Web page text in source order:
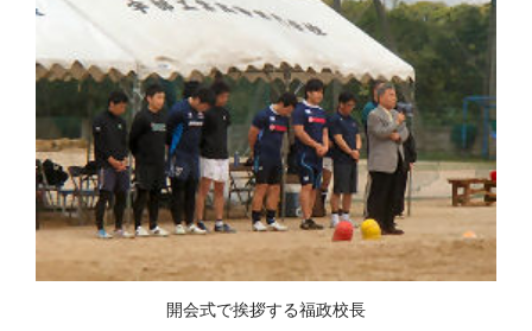
開会式で挨拶する福政校長